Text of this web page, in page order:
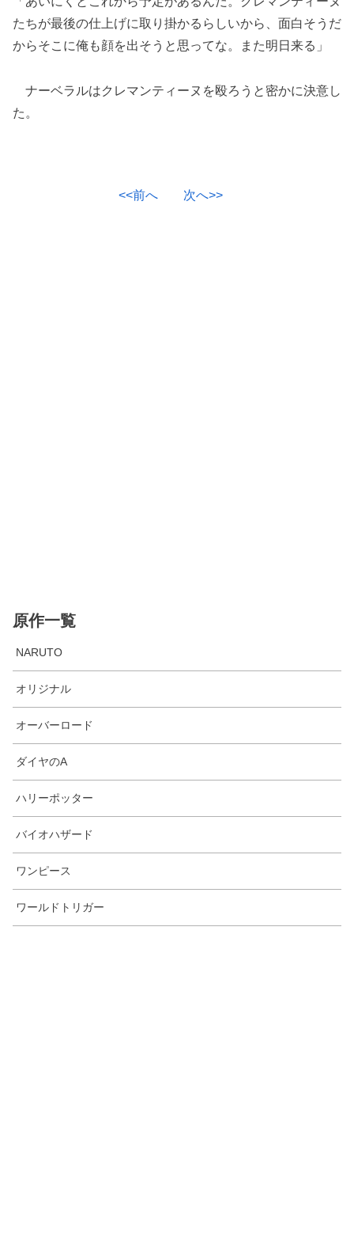
たちが最後の仕上げに取り掛かるらしいから、面白そうだ
からそこに俺も顔を出そうと思ってな。また明日来る」
ナーベラルはクレマンティーヌを殴ろうと密かに決意し
た。
<<前へ 次へ>>
原作一覧
NARUTO
オリジナル
オーバーロード
ダイヤのA
ハリーポッター
バイオハザード
ワンピース
ワールドトリガー